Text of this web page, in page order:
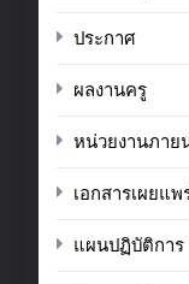
ประกาศ
ผลงานครู
หน่วยงานภาย
เอกสารเผยแพ
แผนปฏิบัติการ